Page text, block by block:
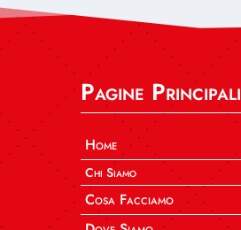
Pagine Principali
Home
Chi Siamo
Cosa Facciamo